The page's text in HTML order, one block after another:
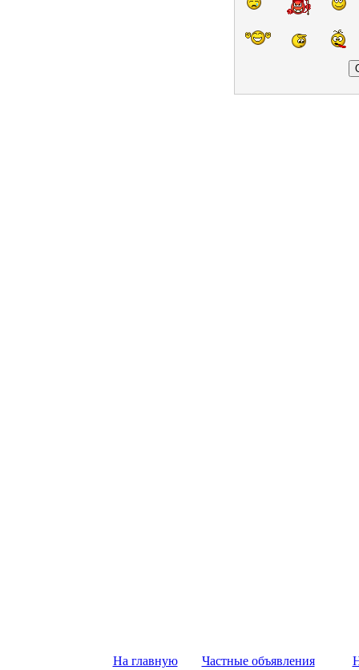
На главную Частные объявления